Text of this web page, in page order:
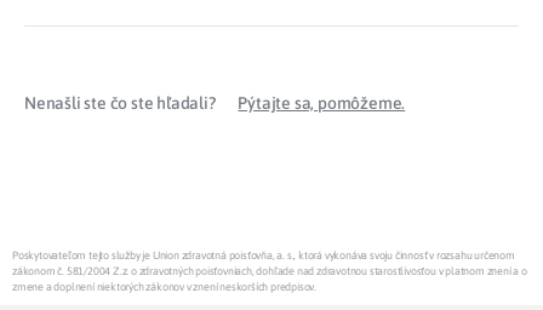
Nenašli ste čo ste hľadali? Pýtajte sa, pomôžeme.
Poskytovateľom tejto služby je Union zdravotná poisťovňa, a. s., ktorá vykonáva svoju činnosť v rozsahu určenom
zákonom č. 581/2004 Z.z. o zdravotných poisťovniach, dohľade nad zdravotnou starostlivosťou v platnom znení a o
zmene a doplnení niektorých zákonov v znení neskorších predpisov.